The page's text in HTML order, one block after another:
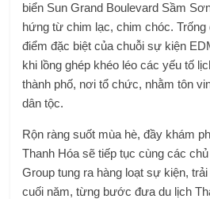
biển Sun Grand Boulevard Sầm
hứng từ chim lạc, chim chóc.
điểm đặc biệt của chuỗi sự kiện
khi lồng ghép khéo léo các yếu tố
thành phố, nơi tổ chức, nhằm tôn
dân tộc.
Rộn ràng suốt mùa hè, đầy khám
Thanh Hóa sẽ tiếp tục cùng các
Group tung ra hàng loạt sự kiện,
cuối năm, từng bước đưa du lịch